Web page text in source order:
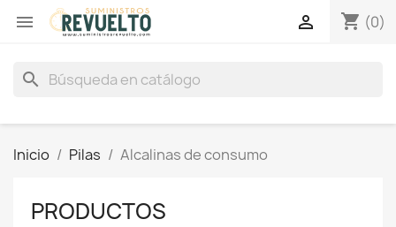
 shopping_cart (0)

search
Inicio Pilas Alcalinas de consumo
PRODUCTOS